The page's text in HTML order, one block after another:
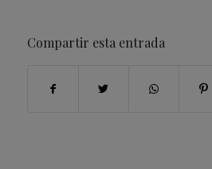
Compartir esta entrada